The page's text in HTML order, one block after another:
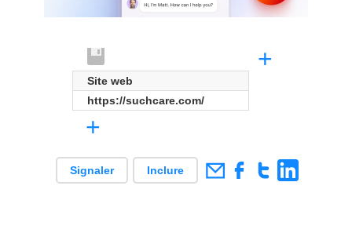
Site web
https://suchcare.com/
+
+
Signaler Inclure